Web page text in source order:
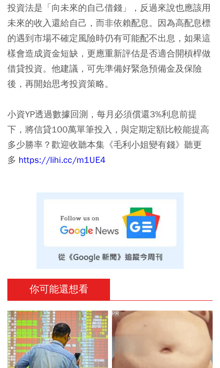
投資法是「向未來的自己借錢」，反過來說也應該用
未來的收入還給自己，而非依賴配息。因為高配息標
的遇到市場不確定風險時仍有可能配不出息，如果這
樣會造成資金短缺，更應重新評估是否適合開槓桿做
借貸投資。他建議，可先準備好緊急預備金及保險
後，再開始思考投資策略。
小資YP透過數據回測，每月必須償還3%利息前提
下，將信貸100萬單筆投入，與定期定額比較能提高
多少勝率？歡迎收聽本集《毛利小姐變有錢》聽更
多 https://lihi.cc/m1UE4
你可能還想看
PR